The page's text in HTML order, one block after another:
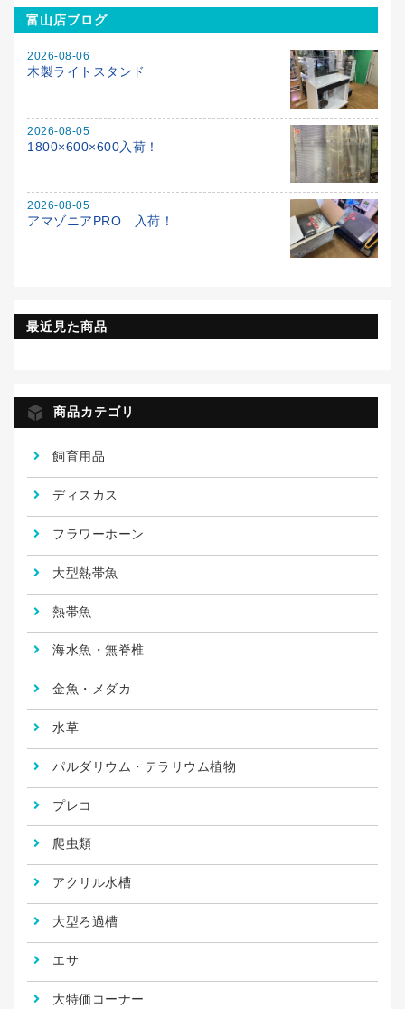
富山店ブログ
2026-08-06
木製ライトスタンド
2026-08-05
1800×600×600入荷！
2026-08-05
アマゾニアPRO 入荷！
最近見た商品
商品カテゴリ
飼育用品
ディスカス
フラワーホーン
大型熱帯魚
熱帯魚
海水魚・無脊椎
金魚・メダカ
水草
パルダリウム・テラリウム植物
プレコ
爬虫類
アクリル水槽
大型ろ過槽
エサ
大特価コーナー